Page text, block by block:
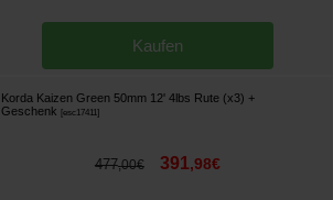
Kaufen
Korda Kaizen Green 50mm 12' 4lbs Rute (x3) +
Geschenk
[esc17411]
477,00€ 391,98€